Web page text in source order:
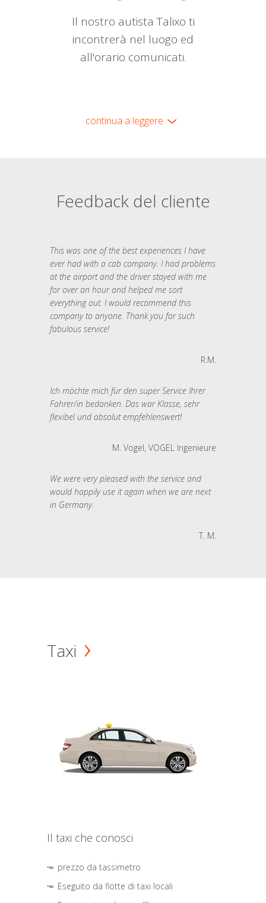
Il nostro autista Talixo ti
incontrerà nel luogo ed
all'orario comunicati.
continua a leggere
Feedback del cliente
This was one of the best experiences I have
ever had with a cab company. I had problems
at the airport and the driver stayed with me
for over an hour and helped me sort
everything out. I would recommend this
company to anyone. Thank you for such
fabulous service!
R.M.
Ich möchte mich für den super Service Ihrer
Fahrer/in bedanken. Das war Klasse, sehr
flexibel und absolut empfehlenswert!
M. Vogel, VOGEL Ingenieure
We were very pleased with the service and
would happily use it again when we are next
in Germany.
T. M.
Taxi
Il taxi che conosci
prezzo da tassimetro
Eseguito da flotte di taxi locali